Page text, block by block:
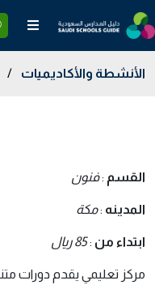
الأنشطة والأكاديميات /
القسم :فنون
المدينه :مكة
ابتداء من :85 ريال
مركز تعليمي يقدم دورات